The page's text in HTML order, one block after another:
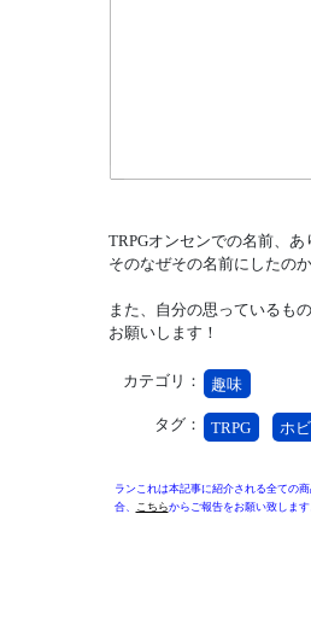
TRPGオンセンでの名前、あ
そのなぜその名前にしたの
また、自分の思っているも
お願いします！
カテゴリ： 趣味
タグ： TRPG ホ
ランこれは本記事に紹介される全ての
合、
こちらからご報告をお願い致します